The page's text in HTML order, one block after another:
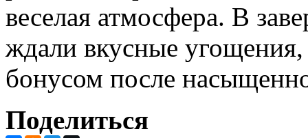
веселая атмосфера. В
ждали вкусные
бонусом после
Поделиться